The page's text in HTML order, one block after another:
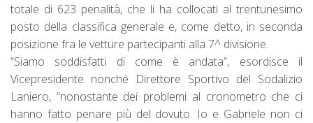
totale di 623 penalità, che li ha collocati al trentunesimo
posto della classifica generale e, come detto, in seconda
posizione fra le vetture partecipanti alla 7^ divisione.
“Siamo soddisfatti di come è andata”, esordisce il
Vicepresidente nonché Direttore Sportivo del Sodalizio
Laniero, “nonostante dei problemi al cronometro che ci
hanno fatto penare più del dovuto. Io e Gabriele non ci